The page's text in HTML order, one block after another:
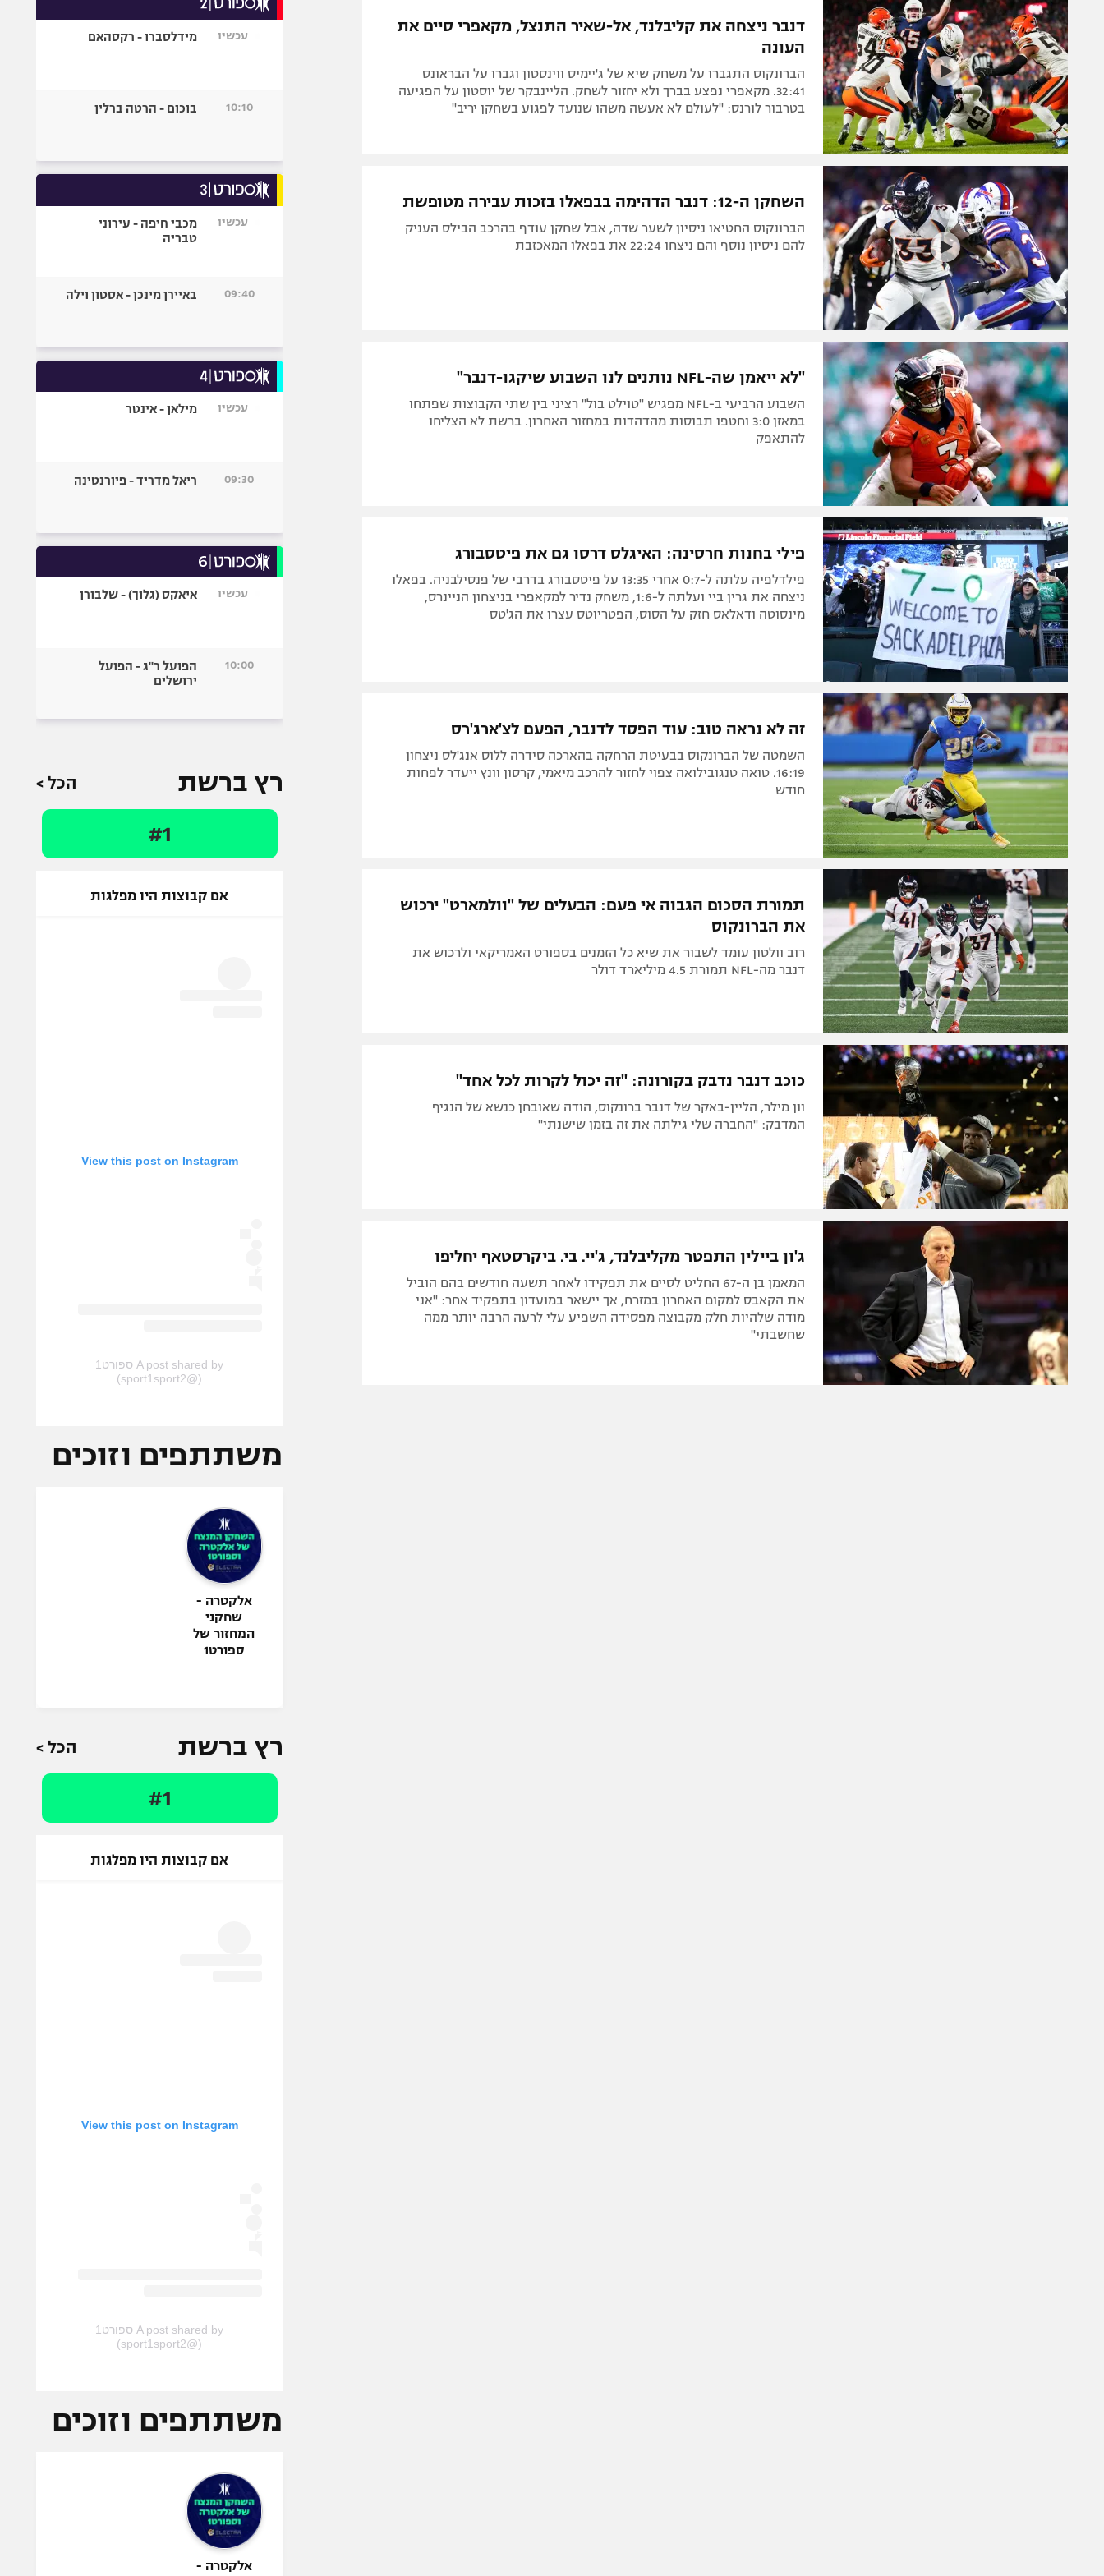
תקנון משתתפים וזוכים בפרסים
תקנון עבור פעילות אלקטרה
תקנון עבור פעילות ספורט 1 – "מרלן"
טניס
גיימינג E-Sports
תנאי שימוש
מדיניות פרטיות
תקנון פעילות ספורט 1
רשיון להקרנה פומבית לבית עסק
הצטרפות לחבילת הערוצים
לוח דרושים – ג'ובנט
תגיות
המגזין
הפועל באר שבע
מכבי נתניה
בני יהודה
ליגות נוספות
ספורט מוטורי
בייסבול MLB
גיימינג E-Sports
דנבר ניצחה את קליבלנד, אל-שאיר התנצל, מקאפרי סיים את
העונה
הברונקוס התגברו על משחק שיא של ג'יימיס ווינסטון וגברו על הבראונס
32:41. מקאפרי נפצע בברך ולא יחזור לשחק. הליינבקר של יוסטון על הפגיעה
בטרבור לורנס: "לעולם לא אעשה משהו שנועד לפגוע בשחקן יריב"
השחקן ה-12: דנבר הדהימה בבפאלו בזכות עבירה מטופשת
הברונקוס החטיאו ניסיון לשער שדה, אבל שחקן עודף בהרכב הבילס העניק
להם ניסיון נוסף והם ניצחו 22:24 את בפאלו המאכזבת
"לא ייאמן שה-NFL נותנים לנו השבוע שיקגו-דנבר"
השבוע הרביעי ב-NFL מפגיש "טוילט בול" רציני בין שתי הקבוצות שפתחו
במאזן 3:0 וחטפו תבוסות מהדהדות במחזור האחרון. ברשת לא הצליחו
להתאפק
פילי בחנות חרסינה: האיגלס דרסו גם את פיטסבורג
פילדלפיה עלתה ל-0:7 אחרי 13:35 על פיטסבורג בדרבי של פנסילבניה. בפאלו
ניצחה את גרין ביי ועלתה ל-1:6, משחק נדיר למקאפרי בניצחון הניינרס,
מינסוטה ודאלאס חזק על הסוס, הפטריוטס עצרו את הג'טס
זה לא נראה טוב: עוד הפסד לדנבר, הפעם לצ'ארג'רס
השמטה של הברונקוס בבעיטת הרחקה בהארכה סידרה ללוס אנג'לס ניצחון
16:19. טואה טנגובילואה צפוי לחזור להרכב מיאמי, קרסון וונץ ייעדר לפחות
חודש
תמורת הסכום הגבוה אי פעם: הבעלים של "וולמארט" ירכוש
את הברונקוס
רוב וולטון עומד לשבור את שיא כל הזמנים בספורט האמריקאי ולרכוש את
דנבר מה-NFL תמורת 4.5 מיליארד דולר
כוכב דנבר נדבק בקורונה: "זה יכול לקרות לכל אחד"
וון מילר, הליין-באקר של דנבר ברונקוס, הודה שאובחן כנשא של הנגיף
המדבק: "החברה שלי גילתה את זה בזמן שישנתי"
ג'ון ביילין התפטר מקליבלנד, ג'יי. בי. ביקרסטאף יחליפו
המאמן בן ה-67 החליט לסיים את תפקידו לאחר תשעה חודשים בהם הוביל
את הקאבס למקום האחרון במזרח, אך יישאר במועדון בתפקיד אחר: "אני
מודה שלהיות חלק מקבוצה מפסידה השפיע עלי לרעה הרבה יותר ממה
שחשבתי"
עכשיו מידלסברו - רקסהאם
10:10 בוכום - הרטה ברלין
עכשיו
מכבי חיפה - עירוני
טבריה
09:40 באיירן מינכן - אסטון וילה
עכשיו מילאן - אינטר
09:30 ריאל מדריד - פיורנטינה
עכשיו איאקס (גלוך) - שלבורן
10:00
הפועל ר"ג - הפועל
ירושלים
רץ ברשת הכל >
#1
אם קבוצות היו מפלגות
View this post on Instagram
A post shared by ספורט1
(@sport1sport2)
משתתפים וזוכים
אלקטרה -
שחקני
המחזור של
ספורט1
רץ ברשת הכל >
#1
אם קבוצות היו מפלגות
View this post on Instagram
A post shared by ספורט1
(@sport1sport2)
משתתפים וזוכים
אלקטרה -